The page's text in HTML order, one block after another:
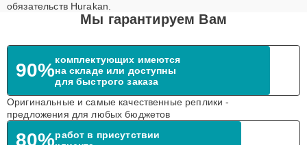
обязательств Hurakan.
Мы гарантируем Вам
90%комплектующих имеются
на складе или доступны
для быстрого заказа
Оригинальные и самые качественные реплики -
предложения для любых бюджетов
80%работ в присутствии